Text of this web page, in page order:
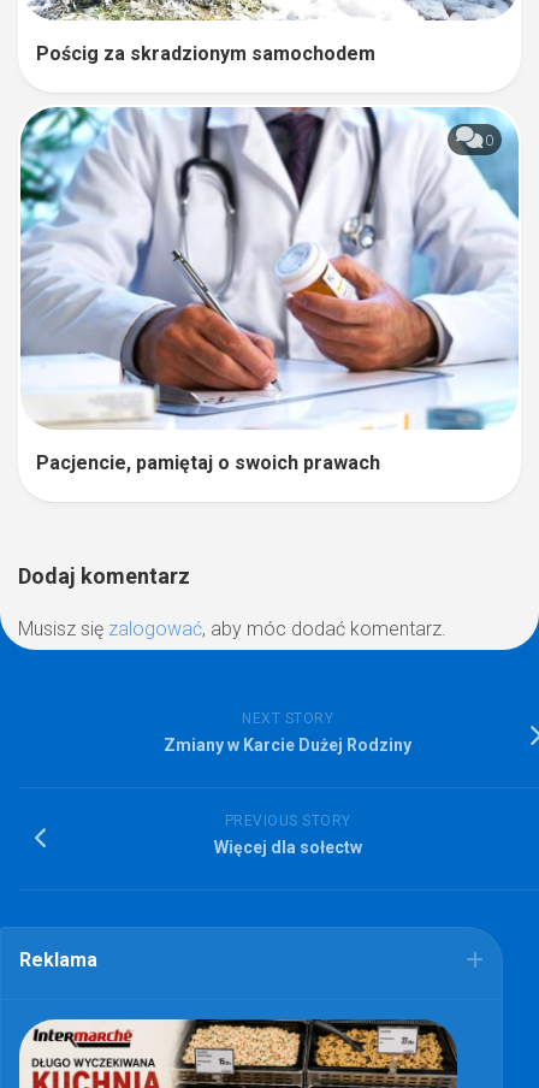
Pościg za skradzionym samochodem
0
Pacjencie, pamiętaj o swoich prawach
Dodaj komentarz
Musisz się zalogować, aby móc dodać komentarz.
NEXT STORY
Zmiany w Karcie Dużej Rodziny
PREVIOUS STORY
Więcej dla sołectw
Reklama